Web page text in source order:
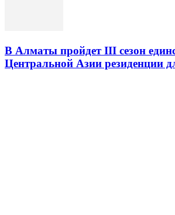
В Алматы пройдет III сезон
Центральной Азии резиденции